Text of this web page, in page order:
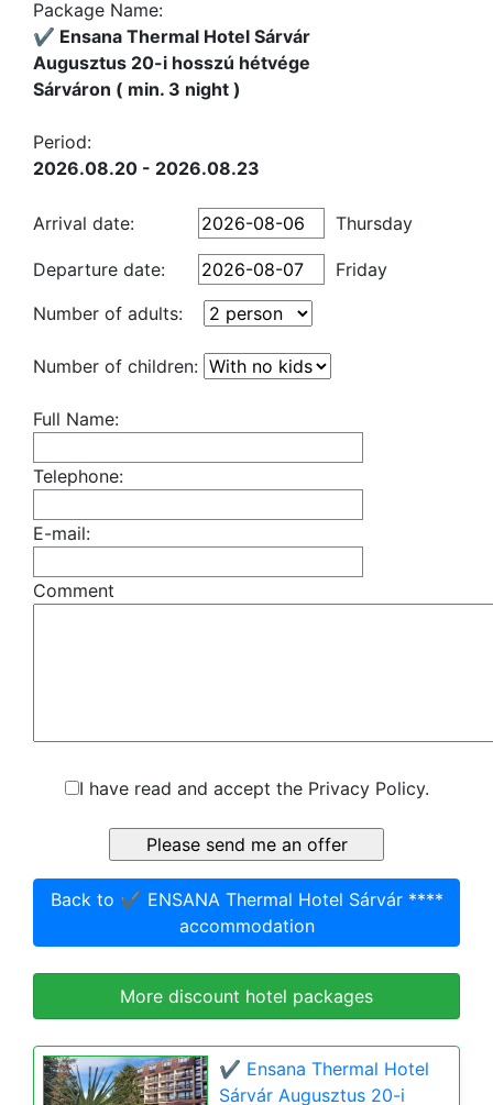
Package Name:
✔️ Ensana Thermal Hotel Sárvár
Augusztus 20-i hosszú hétvége
Sárváron ( min. 3 night )
Period:
2026.08.20 - 2026.08.23
Arrival date: Thursday
Departure date:
Friday
Number of adults:
Number of children:
Full Name:
Telephone:
E-mail:
Comment
I have read and accept the Privacy Policy.
Back to ✔️ ENSANA Thermal Hotel Sárvár ****
accommodation
More discount hotel packages
✔️ Ensana Thermal Hotel
Sárvár Augusztus 20-i